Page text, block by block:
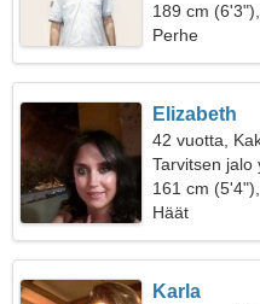
189 cm
Perhe
Elizabeth
42 vuotta,
Tarvitsen jalo
161 cm
Häät
Karla